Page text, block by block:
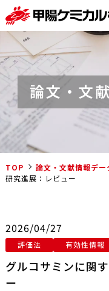
論文・文
TOP 論文・文献情報デー
研究進展：レビュー
2026/04/27
評価法 有効性情報
グルコサミンに関
ー